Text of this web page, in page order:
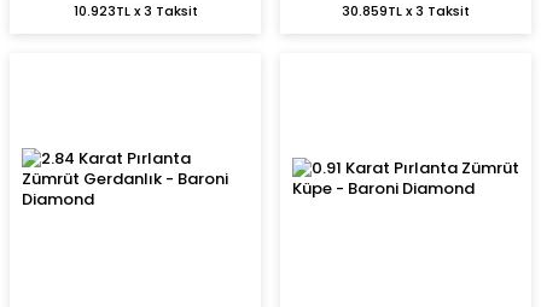
10.923TL x 3 Taksit 30.859TL x 3 Taksit